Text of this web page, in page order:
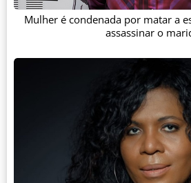
Mulher é condenada por matar a
assassinar o